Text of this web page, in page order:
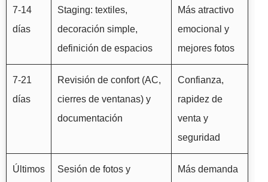
7-14
días
Staging: textiles,
decoración simple,
definición de espacios
Más atractivo
emocional y
mejores fotos
7-21
días
Revisión de confort (AC,
cierres de ventanas) y
documentación
Confianza,
rapidez de
venta y
seguridad
Últimos
Sesión de fotos y
Más demanda